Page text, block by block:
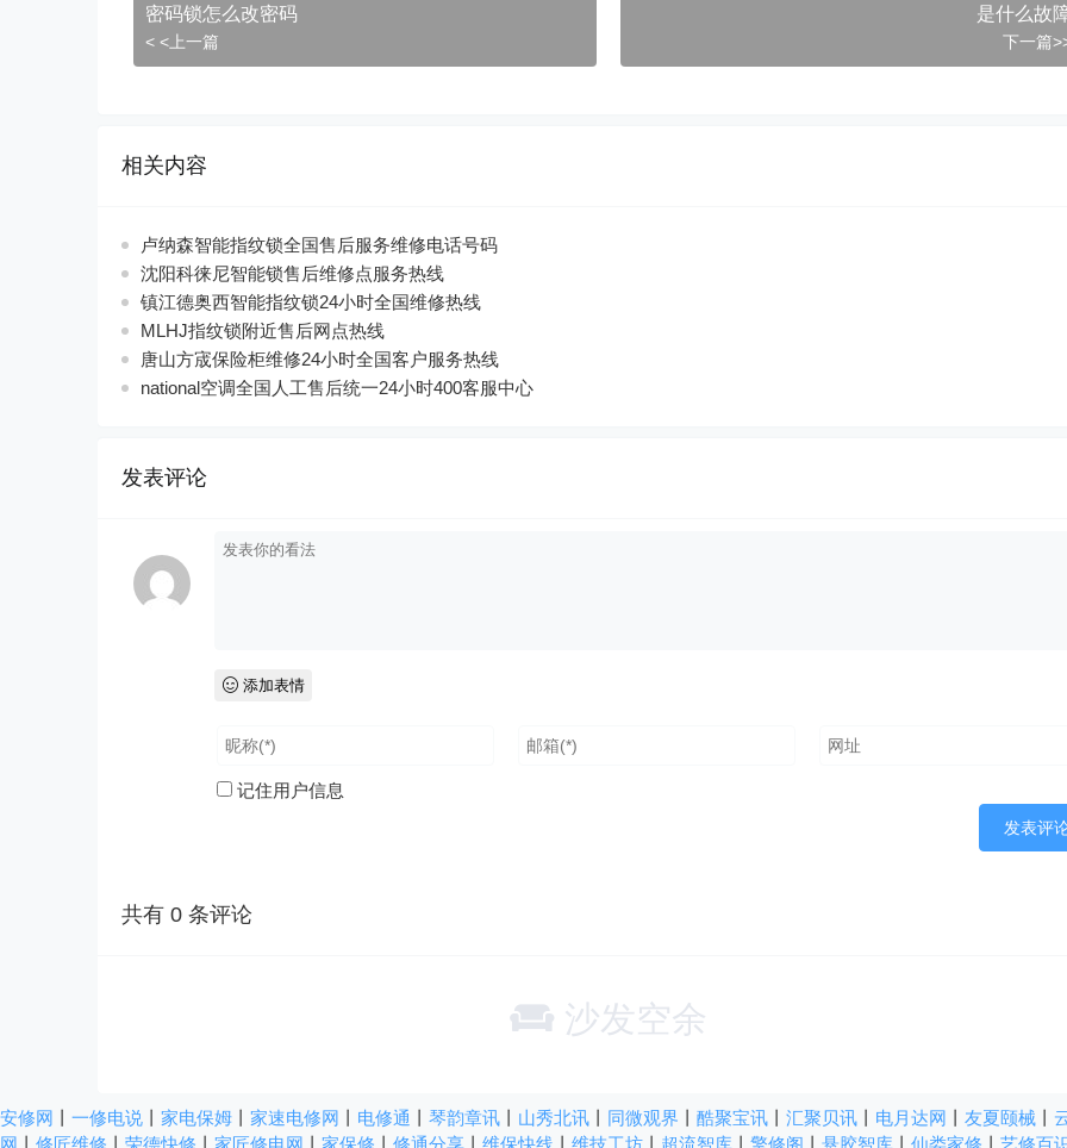
密码锁怎么改密码
< <上一篇
是什么故
下一篇
相关内容
卢纳森智能指纹锁全国售后服务维修电话号码
沈阳科徕尼智能锁售后维修点服务热线
镇江德奥西智能指纹锁24小时全国维修热线
MLHJ指纹锁附近售后网点热线
唐山方宬保险柜维修24小时全国客户服务热线
national空调全国人工售后统一24小时400客服中心
发表评论
添加表情
记住用户信息
共有 0 条评论
沙发空余
安修网 一修电说 家电保姆 家速电修网 电修通 琴韵章讯 山秀北讯 同微观界 酷聚宝讯 汇聚贝讯 电月达网 友夏颐械
网
修匠维修 荣德快修 家匠修电网 家保修 修通分享 维保快线 维技工坊 超流智库 擎修阁 悬胶智库 仙娄家修 艺修百